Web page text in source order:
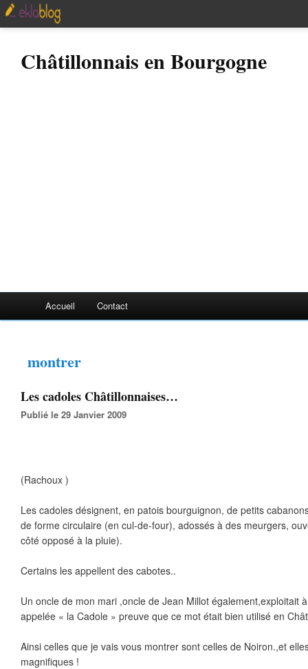
Châtillonnais en Bourgogne
Accueil Contact
montrer
Les cadoles Châtillonnaises…
Publié le 29 Janvier 2009
(Rachoux )
Les cadoles désignent, en patois bourguignon, de petits
de forme circulaire (en cul-de-four), adossés à des meurgers,
côté opposé à la pluie).
Certains les appellent des cabotes..
Un oncle de mon mari ,oncle de Jean Millot également,exploitait
appelée « la Cadole » preuve que ce mot était bien utilisé en
Ainsi celles que je vais vous montrer sont celles de Noiron.,et
magnifiques !